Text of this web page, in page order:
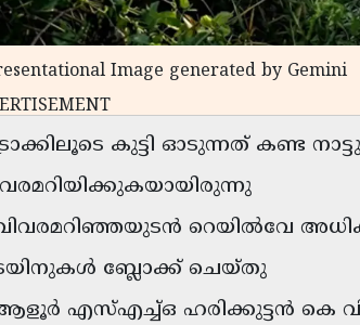
Image generated by Gemini
കുട്ടി ഓടുന്നത് കണ്ട
റെയിൽവേ
ബ്ലോക്ക് ചെയ്തു
എസ്എച്ച്ഒ ഹരിക്കുട്ടൻ കെ